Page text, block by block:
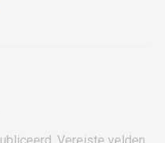
Vereiste velden